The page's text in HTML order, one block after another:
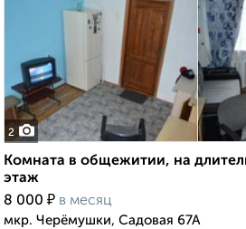
2
Комната в общежитии, на
этаж
8 000 ₽ в месяц
мкр. Черёмушки, Садовая 67А